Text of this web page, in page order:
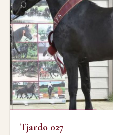
Tjardo 027